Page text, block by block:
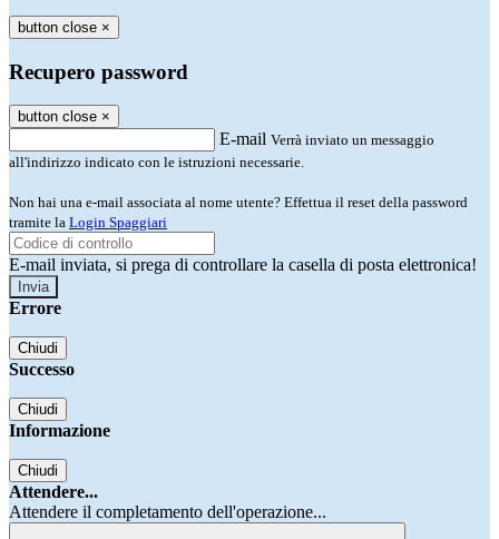
button close ×
Recupero password
button close ×
E-mail Verrà inviato un messaggio
all'indirizzo indicato con le istruzioni necessarie.
Non hai una e-mail associata al nome utente? Effettua il reset della password
tramite la Login Spaggiari
E-mail inviata, si prega di controllare la casella di posta elettronica!
Errore
Chiudi
Successo
Chiudi
Informazione
Chiudi
Attendere...
Attendere il completamento dell'operazione...